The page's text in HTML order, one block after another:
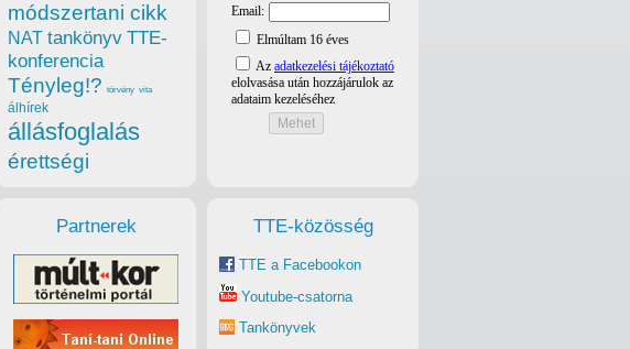
TTE-közösség
TTE a Facebookon
Youtube-csatorna
Tankönyvek
módszertani cikk
NAT tankönyv TTE-
konferencia
Tényleg!? törvény vita
álhírek
állásfoglalás
érettségi
Partnerek